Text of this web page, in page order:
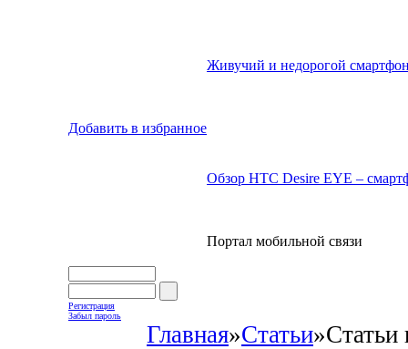
Добавить в избранное
Живучий и недорогой
Обзор HTC Desire EYE –
Портал мобильной связи
Регистрация
Забыл пароль
Главная»Статьи»Статьи